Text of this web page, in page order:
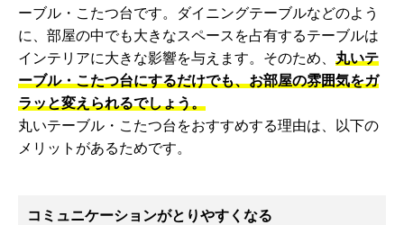
ーブル・こたつ台です。ダイニングテーブルなどのよう
に、部屋の中でも大きなスペースを占有するテーブルは
インテリアに大きな影響を与えます。そのため、 丸いテ
ーブル・こたつ台にするだけでも、お部屋の雰囲気をガ
ラッと変えられるでしょう。
丸いテーブル・こたつ台をおすすめする理由は、以下の
メリットがあるためです。
コミュニケーションがとりやすくなる